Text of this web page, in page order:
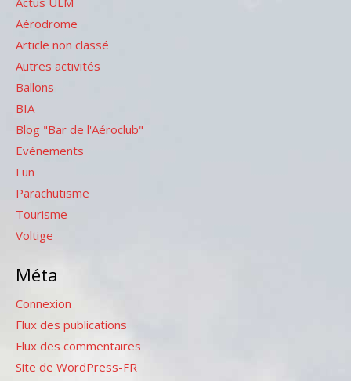
Aérodrome
Article non classé
Autres activités
Ballons
BIA
Blog "Bar de l'Aéroclub"
Evénements
Fun
Parachutisme
Tourisme
Voltige
Méta
Connexion
Flux des publications
Flux des commentaires
Site de WordPress-FR